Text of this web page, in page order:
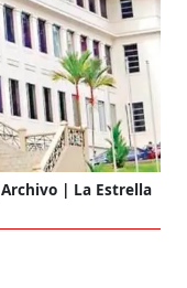
Archivo | La Estrella